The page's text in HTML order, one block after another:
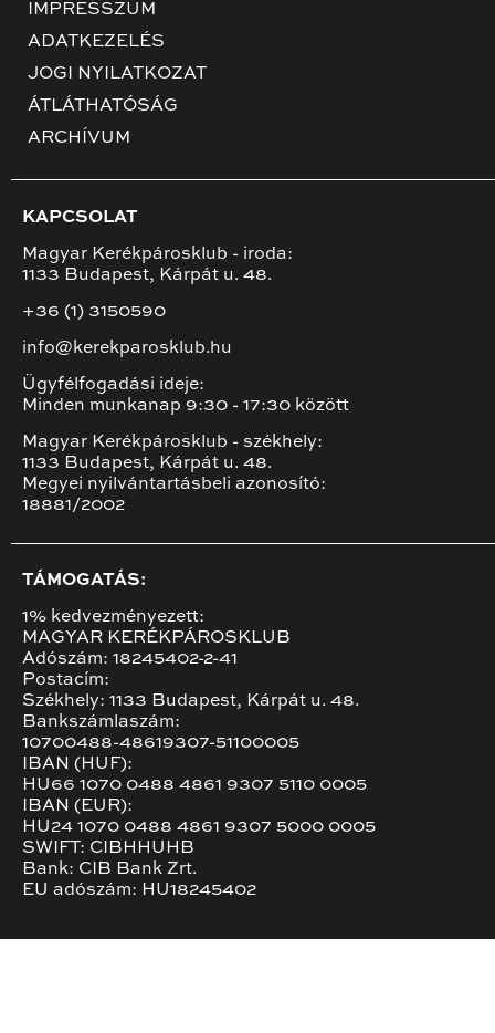
IMPRESSZUM
ADATKEZELÉS
JOGI NYILATKOZAT
ÁTLÁTHATÓSÁG
ARCHÍVUM
KAPCSOLAT
Magyar Kerékpárosklub - iroda:
1133 Budapest, Kárpát u. 48.
+36 (1) 3150590
info@kerekparosklub.hu
Ügyfélfogadási ideje:
Minden munkanap 9:30 - 17:30 között
Magyar Kerékpárosklub - székhely:
1133 Budapest, Kárpát u. 48.
Megyei nyilvántartásbeli azonosító:
18881/2002
TÁMOGATÁS:
1% kedvezményezett:
MAGYAR KERÉKPÁROSKLUB
Adószám: 18245402-2-41
Postacím:
Székhely: 1133 Budapest, Kárpát u. 48.
Bankszámlaszám:
10700488-48619307-51100005
IBAN (HUF):
HU66 1070 0488 4861 9307 5110 0005
IBAN (EUR):
HU24 1070 0488 4861 9307 5000 0005
SWIFT: CIBHHUHB
Bank: CIB Bank Zrt.
EU adószám: HU18245402